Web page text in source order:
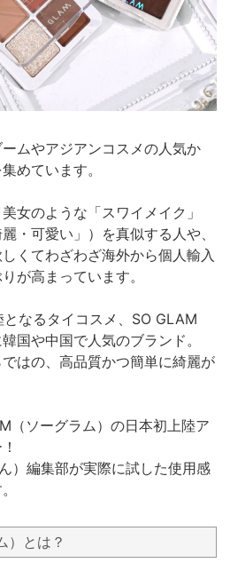
ムやアジアンコスメの人気か
めています。
女のような「スワイメイク」
・可愛い」）を真似する人や、
くてわざわざ海外から個人輸入
が高まっています。
なるタイコスメ、SO GLAM
国や中国で人気のブランド。
はの、高品質かつ簡単に綺麗が
（ソーグラム）の日本初上陸ア
）編集部が実際に試した使用感
）とは？